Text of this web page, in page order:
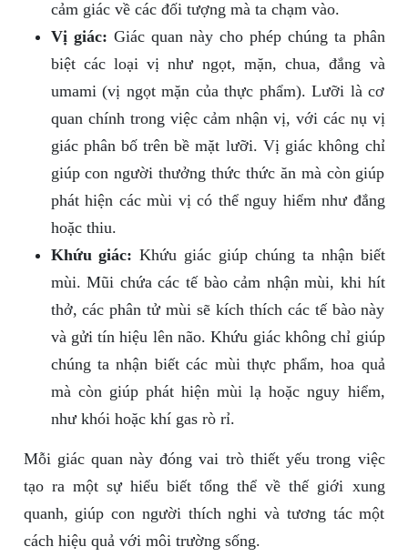
cảm giác về các đối tượng mà ta chạm vào.
Vị giác: Giác quan này cho phép chúng ta phân
biệt các loại vị như ngọt, mặn, chua, đắng và
umami (vị ngọt mặn của thực phẩm). Lưỡi là cơ
quan chính trong việc cảm nhận vị, với các nụ vị
giác phân bố trên bề mặt lưỡi. Vị giác không chỉ
giúp con người thưởng thức thức ăn mà còn giúp
phát hiện các mùi vị có thể nguy hiểm như đắng
hoặc thiu.
Khứu giác: Khứu giác giúp chúng ta nhận biết
mùi. Mũi chứa các tế bào cảm nhận mùi, khi hít
thở, các phân tử mùi sẽ kích thích các tế bào này
và gửi tín hiệu lên não. Khứu giác không chỉ giúp
chúng ta nhận biết các mùi thực phẩm, hoa quả
mà còn giúp phát hiện mùi lạ hoặc nguy hiểm,
như khói hoặc khí gas rò rỉ.
Mỗi giác quan này đóng vai trò thiết yếu trong việc
tạo ra một sự hiểu biết tổng thể về thế giới xung
quanh, giúp con người thích nghi và tương tác một
cách hiệu quả với môi trường sống.